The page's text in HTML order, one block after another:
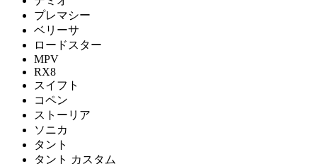
プレマシー
ベリーサ
ロードスター
MPV
RX8
スイフト
コペン
ストーリア
ソニカ
タント
タント カスタム